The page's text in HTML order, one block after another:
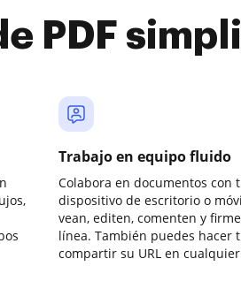
PDF
Trabajo en equipo fluido
Colabora en documentos con
dispositivo de escritorio o
vean, editen, comenten y
línea. También puedes hacer
compartir su URL en